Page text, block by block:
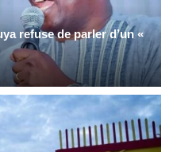
refuse de parler d’un «